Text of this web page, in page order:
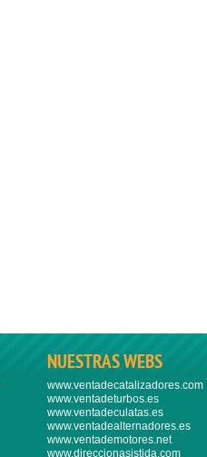
NUESTRAS WEBS
www.ventadecatalizadores.com
www.ventadeturbos.es
www.ventadeculatas.es
www.ventadealternadores.es
www.ventademotores.net
www.direccionasistida.com